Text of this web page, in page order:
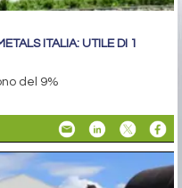
ITALIA: UTILE DI 1
del 9%